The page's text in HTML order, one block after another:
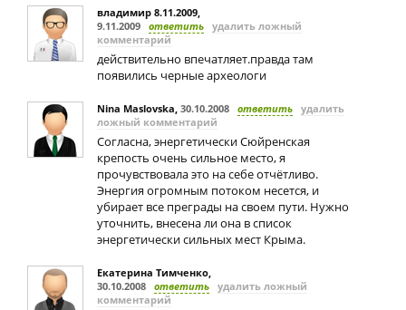
владимир 8.11.2009,
9.11.2009 ответить удалить ложный
комментарий
действительно впечатляет.правда там
появились черные археологи
Nina Maslovska, 30.10.2008 ответить удалить
ложный комментарий
Согласна, энергетически Сюйренская
крепость очень сильное место, я
прочувствовала это на себе отчётливо.
Энергия огромным потоком несется, и
убирает все преграды на своем пути. Нужно
уточнить, внесена ли она в список
энергетически сильных мест Крыма.
Екатерина Тимченко,
30.10.2008 ответить удалить ложный
комментарий